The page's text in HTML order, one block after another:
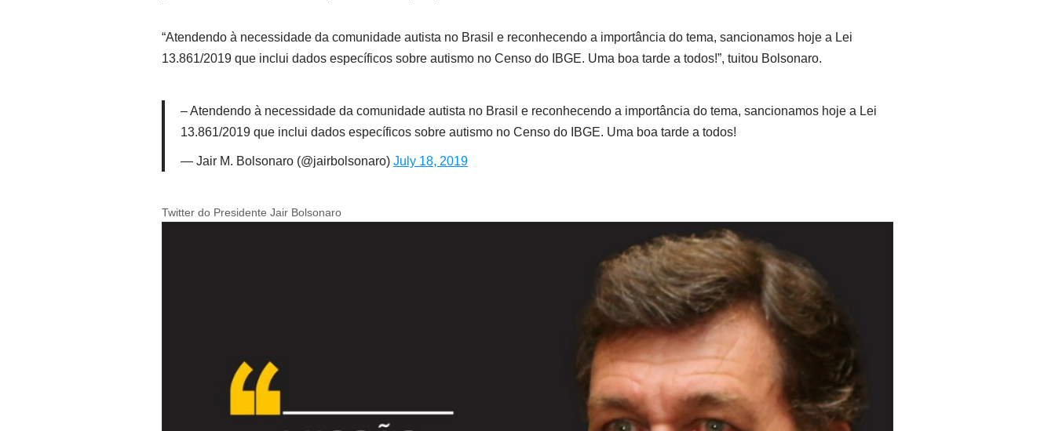
“Atendendo à necessidade da comunidade autista no Brasil e reconhecendo a importância do tema, sancionamos hoje a Lei
13.861/2019 que inclui dados específicos sobre autismo no Censo do IBGE. Uma boa tarde a todos!”, tuitou Bolsonaro.
– Atendendo à necessidade da comunidade autista no Brasil e reconhecendo a importância do tema, sancionamos hoje a Lei
13.861/2019 que inclui dados específicos sobre autismo no Censo do IBGE. Uma boa tarde a todos!
— Jair M. Bolsonaro (@jairbolsonaro)July 18, 2019
Twitter do Presidente Jair Bolsonaro